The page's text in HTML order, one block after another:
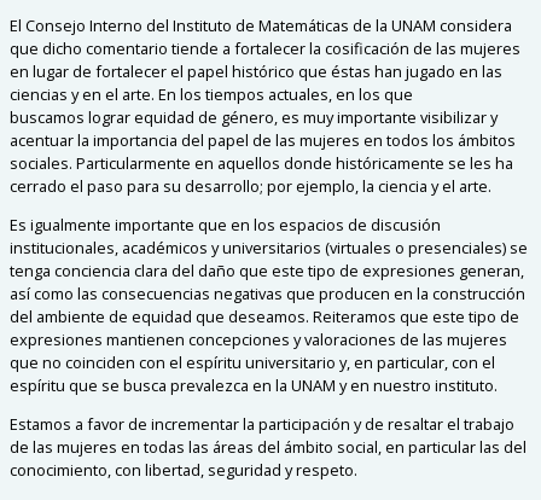
El Consejo Interno del Instituto de Matemáticas de la UNAM considera
que dicho comentario tiende a fortalecer la cosificación de las mujeres
en lugar de fortalecer el papel histórico que éstas han jugado en las
ciencias y en el arte. En los tiempos actuales, en los que
buscamos lograr equidad de género, es muy importante visibilizar y
acentuar la importancia del papel de las mujeres en todos los ámbitos
sociales. Particularmente en aquellos donde históricamente se les ha
cerrado el paso para su desarrollo; por ejemplo, la ciencia y el arte.
Es igualmente importante que en los espacios de discusión
institucionales, académicos y universitarios (virtuales o presenciales) se
tenga conciencia clara del daño que este tipo de expresiones generan,
así como las consecuencias negativas que producen en la construcción
del ambiente de equidad que deseamos. Reiteramos que este tipo de
expresiones mantienen concepciones y valoraciones de las mujeres
que no coinciden con el espíritu universitario y, en particular, con el
espíritu que se busca prevalezca en la UNAM y en nuestro instituto.
Estamos a favor de incrementar la participación y de resaltar el trabajo
de las mujeres en todas las áreas del ámbito social, en particular las del
conocimiento, con libertad, seguridad y respeto.